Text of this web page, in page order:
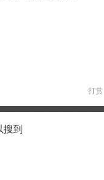
打赏
到